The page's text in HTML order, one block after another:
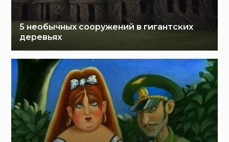
5 необычных сооружений в гигантских
деревьях